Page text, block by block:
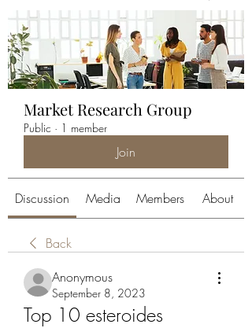
Market Research Group
Public · 1 member
Join
Discussion Media Members About
Back
Anonymous
September 8, 2023
Top 10 esteroides